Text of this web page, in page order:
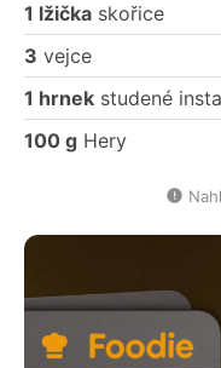
1 lžička skořice
3 vejce
1 hrnek studené
100 g Hery